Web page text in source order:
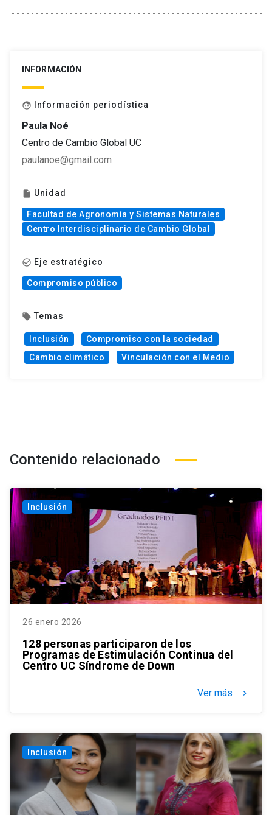
INFORMACIÓN
face Información periodística
Paula Noé
Centro de Cambio Global UC
paulanoe@gmail.com
insert_drive_file Unidad
Facultad de Agronomía y Sistemas Naturales
Centro Interdisciplinario de Cambio Global
check_circle_outline Eje estratégico
Compromiso público
local_offer Temas
Inclusión
Compromiso con la sociedad
Cambio climático
Vinculación con el Medio
Contenido relacionado
Inclusión
26 enero 2026
128 personas participaron de los
Programas de Estimulación Continua del
Centro UC Síndrome de Down
Ver más keyboard_arrow_right
Inclusión